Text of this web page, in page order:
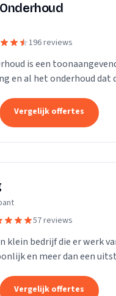
196 reviews
is een
en al het onderhoud dat
Vergelijk offertes
57 reviews
klein bedrijf die er werk
en meer dan een
Vergelijk offertes